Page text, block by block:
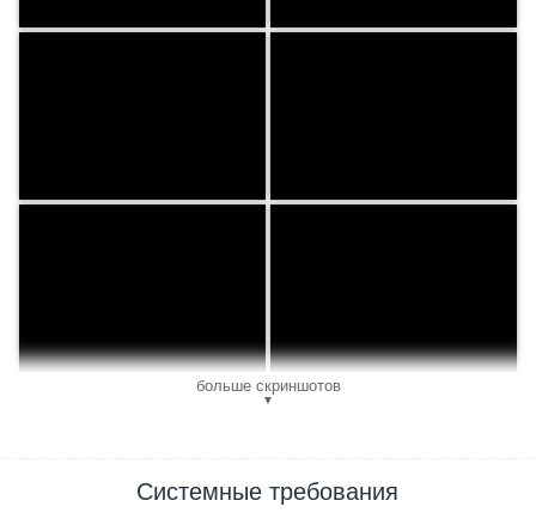
больше скриншотов
▼
Системные требования